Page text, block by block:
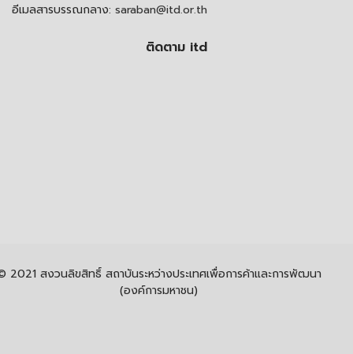
อีเมลสารบรรณกลาง: saraban@itd.or.th
ติดตาม itd
2021 สงวนลิขสิทธิ์ สถาบันระหว่างประเทศเพื่อการค้าและการพัฒนา
(องค์การมหาชน)